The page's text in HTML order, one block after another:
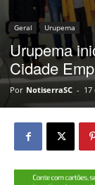
Geral Urupema
Urupema
Cidade
Por NotiserraSC - 17